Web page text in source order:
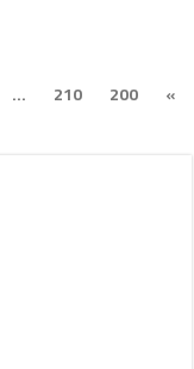
»
200
210
...